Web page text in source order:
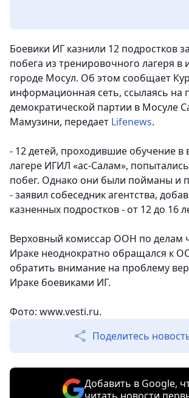
Боевики ИГ казнили 12 подростков
побега из тренировочного лагеря в
городе Мосул. Об этом сообщает
информационная сеть, ссылаясь на
демократической партии в Мосуле
Мамузини, передает Lifenews.
- 12 детей, проходившие обучение в
лагере ИГИЛ «ас-Салам»,
побег. Однако они были пойманы и
- заявил собеседник агентства,
казненных подростков - от 12 до 16
Верховный комиссар ООН по делам
Ираке неоднократно обращался к
обратить внимание на проблему
Ираке боевиками ИГ.
Фото: www.vesti.ru.
Поделитесь
Добавить в Google,